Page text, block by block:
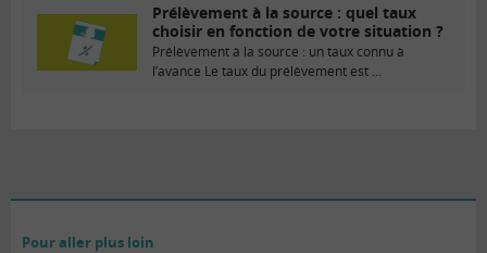
Prélèvement à la source : quel taux
choisir en fonction de votre situation ?
Prélèvement à la source : un taux connu à
l’avance Le taux du prélèvement est ...
Pour aller plus loin